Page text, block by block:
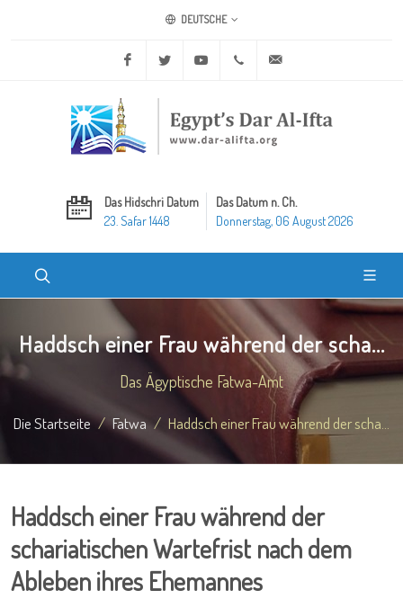
DEUTSCHE
Facebook Twitter Youtube +20 2 25970400
Das Hidschri Datum
23. Safar 1448
Das Datum n. Ch.
Donnerstag, 06 August 2026
Haddsch einer Frau während der scha...
Das Ägyptische Fatwa-Amt
Die Startseite Fatwa Haddsch einer Frau während der scha...
Haddsch einer Frau während der
schariatischen Wartefrist nach dem
Ableben ihres Ehemannes